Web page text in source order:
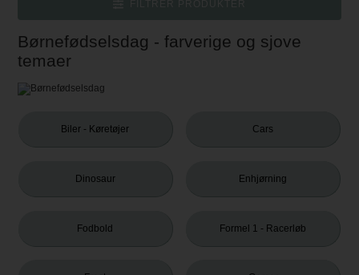
Børnefødselsdag - farverige og sjove
temaer
Biler - Køretøjer Cars
Dinosaur Enhjørning
Fodbold Formel 1 - Racerløb